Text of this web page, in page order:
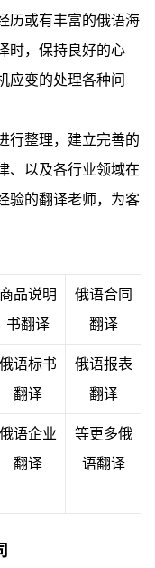
历或有丰富的俄语海
时，保持良好的心
应变的处理各种问
行整理，建立完善的
、以及各行业领域在
验的翻译老师，为客
商品说明
书翻译
俄语合同
翻译
俄语标书
翻译
俄语报表
翻译
俄语企业
翻译
等更多俄
语翻译